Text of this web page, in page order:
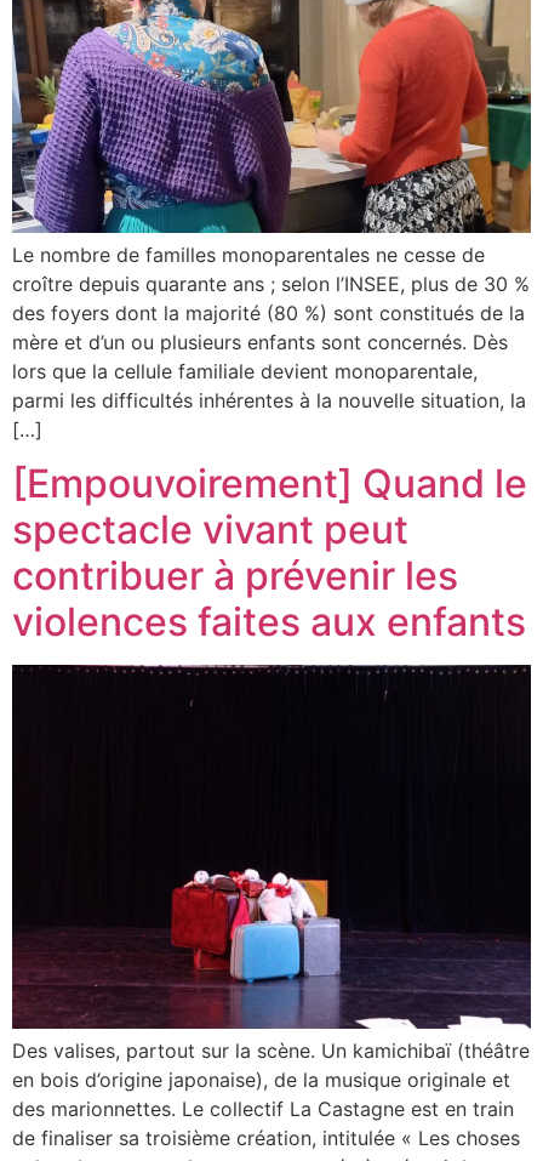
Le nombre de familles monoparentales ne cesse de
croître depuis quarante ans ; selon l’INSEE, plus de 30 %
des foyers dont la majorité (80 %) sont constitués de la
mère et d’un ou plusieurs enfants sont concernés. Dès
lors que la cellule familiale devient monoparentale,
parmi les difficultés inhérentes à la nouvelle situation, la
[…]
[Empouvoirement] Quand le
spectacle vivant peut
contribuer à prévenir les
violences faites aux enfants
Des valises, partout sur la scène. Un kamichibaï (théâtre
en bois d’origine japonaise), de la musique originale et
des marionnettes. Le collectif La Castagne est en train
de finaliser sa troisième création, intitulée « Les choses